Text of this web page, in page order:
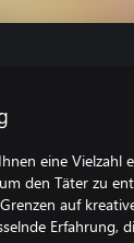
eine
den Täter zu
auf
Erfahrung,